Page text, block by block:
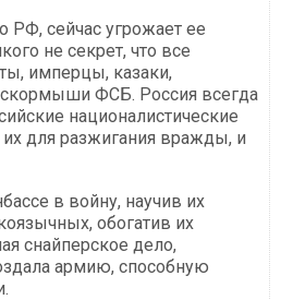
РФ, сейчас угрожает ее
не секрет, что все
имперцы, казаки,
ФСБ. Россия всегда
националистические
их для разжигания вражды, и
в войну, научив их
обогатив их
снайперское дело,
армию, способную